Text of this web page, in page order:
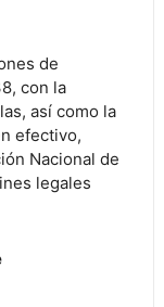
de
con la
así como la
efectivo,
Nacional de
legales